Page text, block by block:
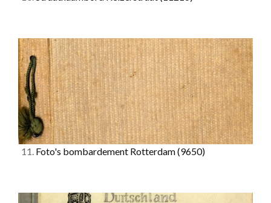
11. Foto's bombardement Rotterdam(9650)